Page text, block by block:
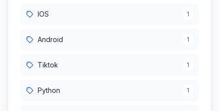
IOS 1
Android 1
Tiktok 1
Python 1